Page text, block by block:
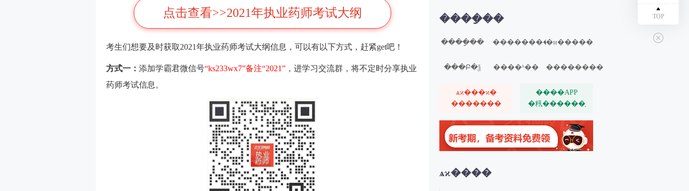
点击查看>>2021年执业药师考试大纲
考生们想要及时获取2021年执业药师考试大纲信息，可以有以下方式，赶紧get吧！
方式一： 添加学霸君微信号“ks233wx7”备注“2021” ，进学习交流群，将不定时分享执业
药师考试信息。
����ָ��
����ָ�� ���������н�����
���Բ�ѯ ����ʱ�� ��������
ѧϰ���ϰ�
�������
����APP
�籸������֤
ѧϰ����
TOP